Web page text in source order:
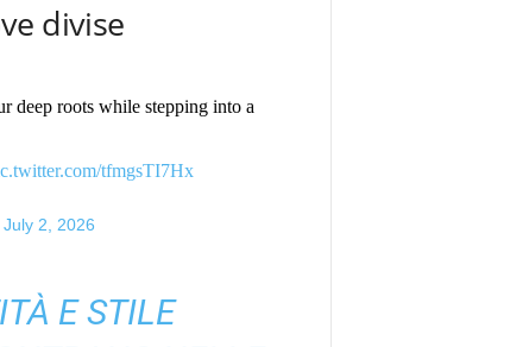
divise
deep roots while stepping into a
tfmgsTI7Hx
July 2, 2026
E STILE